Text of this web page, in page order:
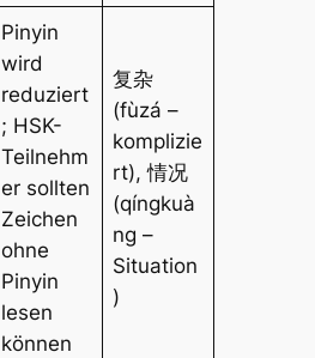
Pinyin
wird
reduziert
; HSK-
Teilnehm
er sollten
Zeichen
ohne
Pinyin
lesen
können
复杂
(fùzá –
komplizie
rt), 情况
(qíngkuà
ng –
Situation
)